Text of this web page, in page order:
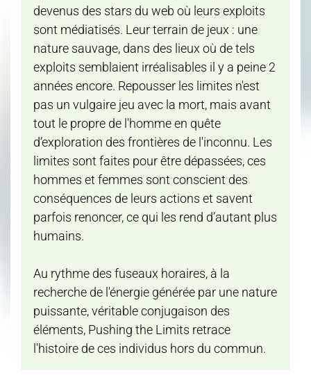
devenus des stars du web où leurs exploits
sont médiatisés. Leur terrain de jeux : une
nature sauvage, dans des lieux où de tels
exploits semblaient irréalisables il y a peine 2
années encore. Repousser les limites n'est
pas un vulgaire jeu avec la mort, mais avant
tout le propre de l'homme en quête
d’exploration des frontières de l'inconnu. Les
limites sont faites pour être dépassées, ces
hommes et femmes sont conscient des
conséquences de leurs actions et savent
parfois renoncer, ce qui les rend d’autant plus
humains.
Au rythme des fuseaux horaires, à la
recherche de l'énergie générée par une nature
puissante, véritable conjugaison des
éléments, Pushing the Limits retrace
l'histoire de ces individus hors du commun.